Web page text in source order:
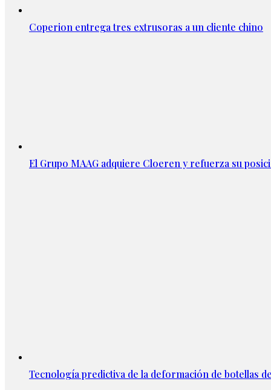
Coperion entrega tres extrusoras a un cliente chino
El Grupo MAAG adquiere Cloeren y refuerza su
Tecnología predictiva de la deformación de botellas